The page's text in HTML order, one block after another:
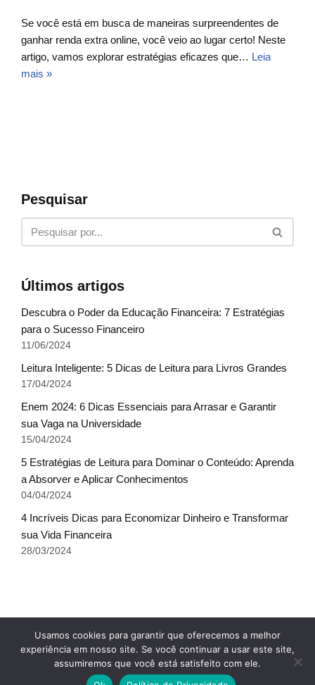
Se você está em busca de maneiras surpreendentes de
ganhar renda extra online, você veio ao lugar certo! Neste
artigo, vamos explorar estratégias eficazes que… Leia
mais »
Pesquisar
Últimos artigos
Descubra o Poder da Educação Financeira: 7 Estratégias
para o Sucesso Financeiro
11/06/2024
Leitura Inteligente: 5 Dicas de Leitura para Livros Grandes
17/04/2024
Enem 2024: 6 Dicas Essenciais para Arrasar e Garantir
sua Vaga na Universidade
15/04/2024
5 Estratégias de Leitura para Dominar o Conteúdo: Aprenda
a Absorver e Aplicar Conhecimentos
04/04/2024
4 Incríveis Dicas para Economizar Dinheiro e Transformar
sua Vida Financeira
28/03/2024
Fale conosco
Glossário do Sucesso
Política de Privacidade
Sobre Nós Termos de uso
© Escala do Sucesso - TODOS OS DIREITOS
x
Usamos cookies para garantir que oferecemos a melhor
experiência em nosso site. Se você continuar a usar este site,
assumiremos que você está satisfeito com ele.